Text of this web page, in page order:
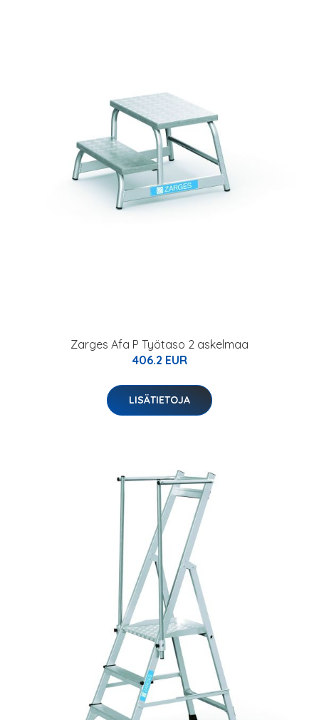
Zarges Afa P Työtaso 2 askelmaa
406.2 EUR
LISÄTIETOJA